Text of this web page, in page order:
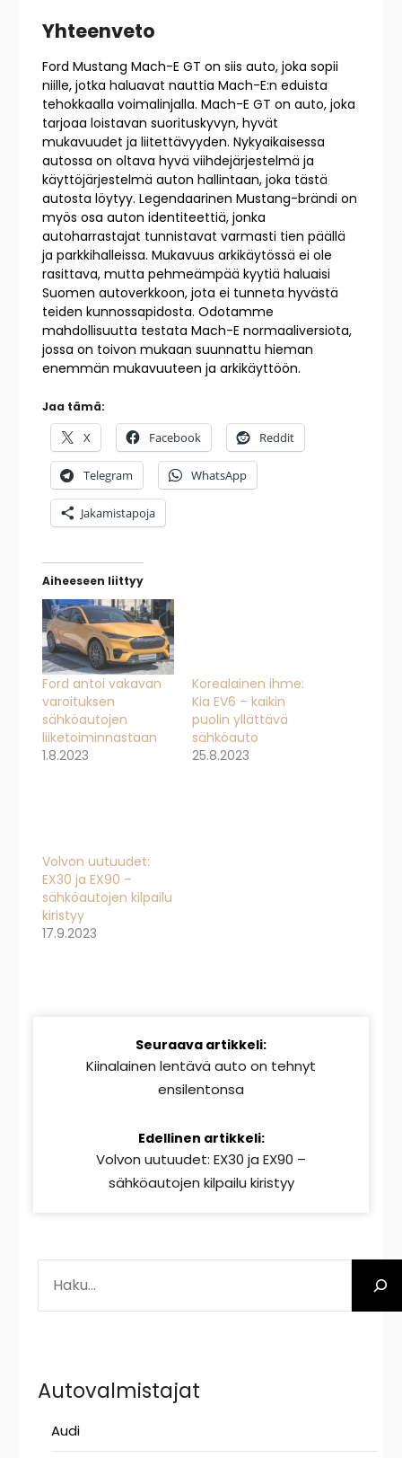
Yhteenveto
Ford Mustang Mach-E GT on siis auto, joka sopii
niille, jotka haluavat nauttia Mach-E:n eduista
tehokkaalla voimalinjalla. Mach-E GT on auto, joka
tarjoaa loistavan suorituskyvyn, hyvät
mukavuudet ja liitettävyyden. Nykyaikaisessa
autossa on oltava hyvä viihdejärjestelmä ja
käyttöjärjestelmä auton hallintaan, joka tästä
autosta löytyy. Legendaarinen Mustang-brändi on
myös osa auton identiteettiä, jonka
autoharrastajat tunnistavat varmasti tien päällä
ja parkkihalleissa. Mukavuus arkikäytössä ei ole
rasittava, mutta pehmeämpää kyytiä haluaisi
Suomen autoverkkoon, jota ei tunneta hyvästä
teiden kunnossapidosta. Odotamme
mahdollisuutta testata Mach-E normaaliversiota,
jossa on toivon mukaan suunnattu hieman
enemmän mukavuuteen ja arkikäyttöön.
Jaa tämä:
X Facebook Reddit
Telegram WhatsApp
Jakamistapoja
Aiheeseen liittyy
Ford antoi vakavan
varoituksen
sähköautojen
liiketoiminnastaan
1.8.2023
Korealainen ihme:
Kia EV6 – kaikin
puolin yllättävä
sähköauto
25.8.2023
Volvon uutuudet:
EX30 ja EX90 –
sähköautojen kilpailu
kiristyy
17.9.2023
lukemista
Seuraava artikkeli:
Kiinalainen lentävä auto on tehnyt
ensilentonsa
Edellinen artikkeli:
Volvon uutuudet: EX30 ja EX90 –
sähköautojen kilpailu kiristyy
Autovalmistajat
Audi